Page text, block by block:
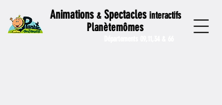
Animations &Spectaclesinteractifs
Planètemômes